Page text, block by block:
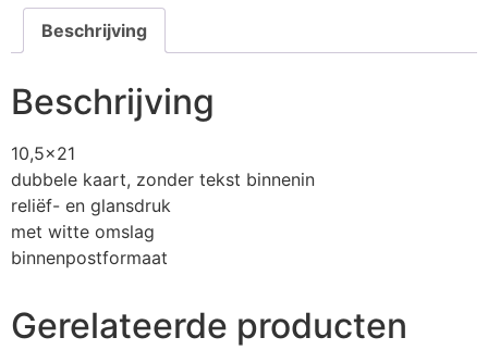
Beschrijving
Beschrijving
10,5×21
dubbele kaart, zonder tekst binnenin
reliëf- en glansdruk
met witte omslag
binnenpostformaat
Gerelateerde producten